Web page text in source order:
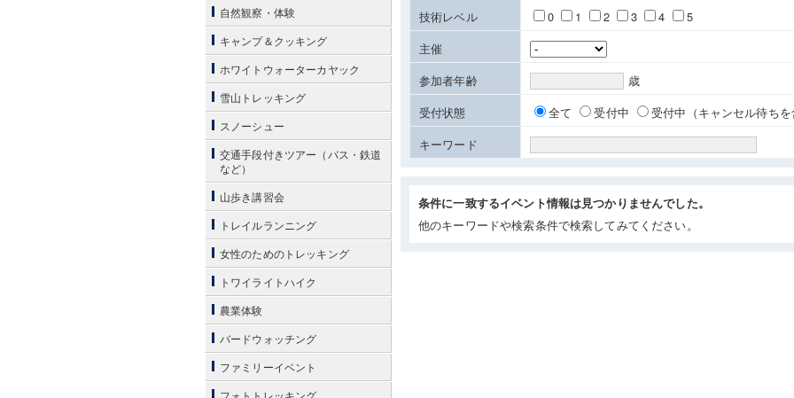
技術レベル
0 1 2 3 4
5
主催
参加者年齢
歳
受付状態
全て 受付中
受付中（キャンセル待ち
キーワード
条件に一致するイベント情報は見つかりませんでした。
他のキーワードや検索条件で検索してみてください。
自然観察・体験
キャンプ＆クッキング
ホワイトウォーターカヤック
雪山トレッキング
スノーシュー
交通手段付きツアー（バス・鉄道
など）
山歩き講習会
トレイルランニング
女性のためのトレッキング
トワイライトハイク
農業体験
バードウォッチング
ファミリーイベント
フォトトレッキング